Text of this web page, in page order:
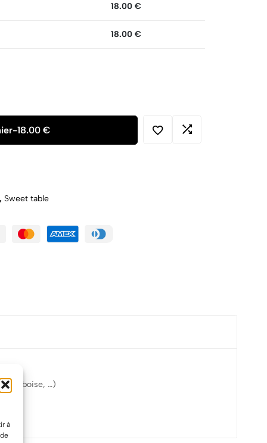
à
18.00 €
18.00 €
-18.00 €
, Sweet table
framboise, …)